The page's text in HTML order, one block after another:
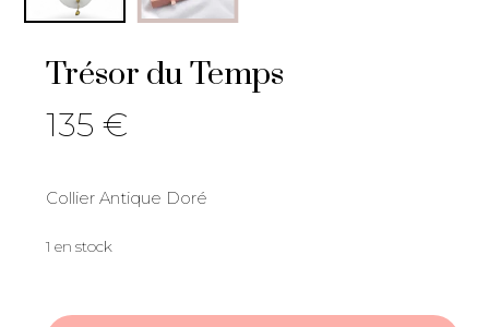
Trésor du Temps
135 €
Collier Antique Doré
1 en stock